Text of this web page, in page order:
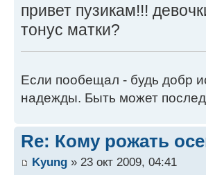
привет пузикам!!!
тонус матки?
Если пообещал - будь добр
надежды. Быть может
Re: Кому рожать
Kyung » 23 окт 2009, 04:41